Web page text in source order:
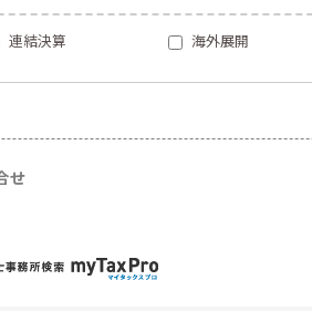
連結決算 海外展開
せ